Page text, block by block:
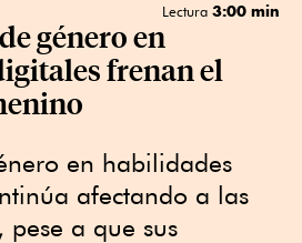
Lectura 3:00 min
género en
frenan el
en habilidades
afectando a las
pese a que sus